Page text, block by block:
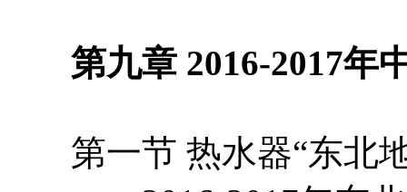
第九章 2016-2017年
第一节 热水器“东北